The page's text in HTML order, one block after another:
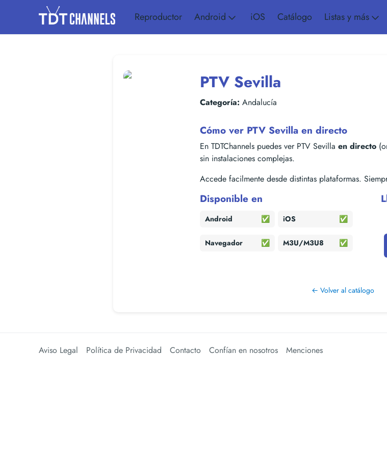
Reproductor Android iOS Catálogo Listas y más
PTV Sevilla
Categoría: Andalucía
Cómo ver PTV Sevilla en directo
En TDTChannels puedes ver PTV Sevilla en directo
sin instalaciones complejas.
Accede facilmente desde distintas plataformas.
Disponible en
Android ✅ iOS ✅
Navegador ✅ M3U/M3U8 ✅
← Volver al catálogo
Aviso Legal Política de Privacidad Contacto Confían en nosotros Menciones